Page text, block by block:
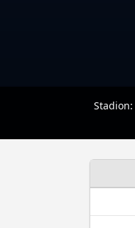
Stadion: